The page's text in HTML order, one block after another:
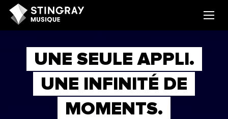
UNE SEULE APPLI.
UNE INFINITÉ DE
MOMENTS.